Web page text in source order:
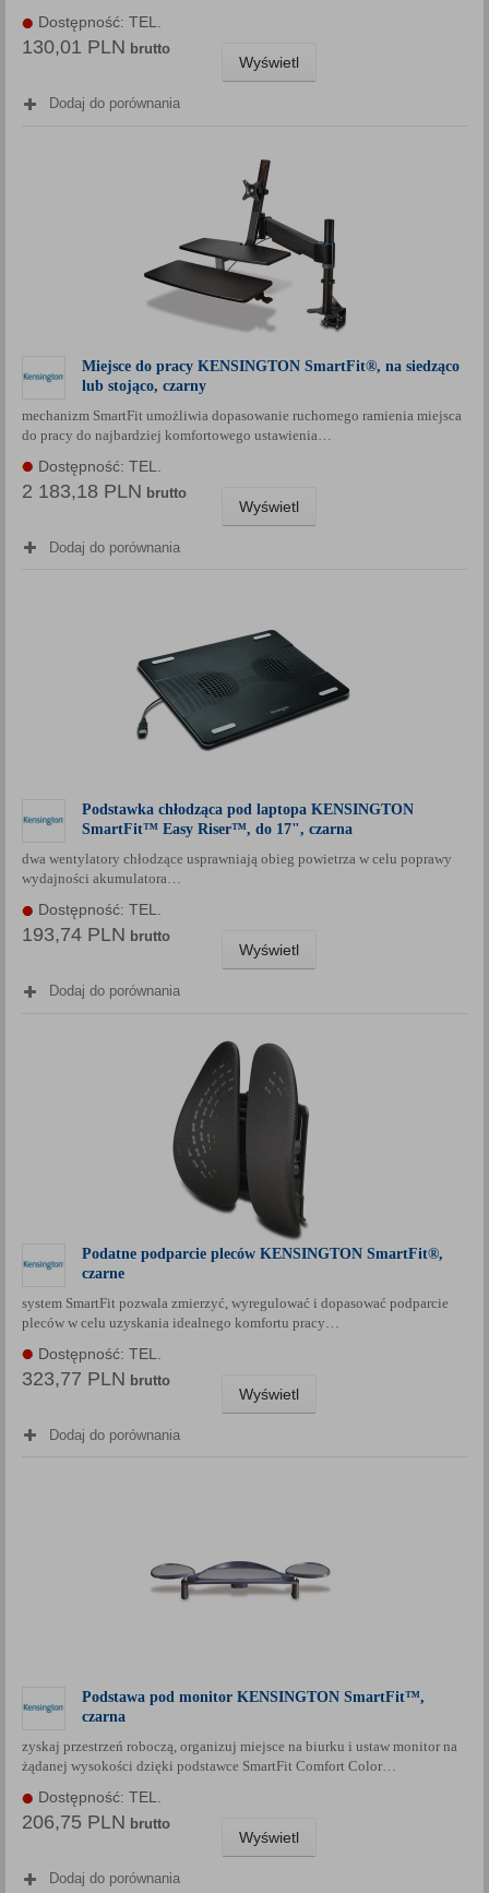
Dostępność: TEL.
130,01 PLN brutto
Wyświetl
Dodaj do porównania
Miejsce do pracy KENSINGTON SmartFit®, na siedząco
lub stojąco, czarny
mechanizm SmartFit umożliwia dopasowanie ruchomego ramienia miejsca
do pracy do najbardziej komfortowego ustawienia…
Dostępność: TEL.
2 183,18 PLN brutto
Wyświetl
Dodaj do porównania
Podstawka chłodząca pod laptopa KENSINGTON
SmartFit™ Easy Riser™, do 17", czarna
dwa wentylatory chłodzące usprawniają obieg powietrza w celu poprawy
wydajności akumulatora…
Dostępność: TEL.
193,74 PLN brutto
Wyświetl
Dodaj do porównania
Podatne podparcie pleców KENSINGTON SmartFit®,
czarne
system SmartFit pozwala zmierzyć, wyregulować i dopasować podparcie
pleców w celu uzyskania idealnego komfortu pracy…
Dostępność: TEL.
323,77 PLN brutto
Wyświetl
Dodaj do porównania
Podstawa pod monitor KENSINGTON SmartFit™,
czarna
zyskaj przestrzeń roboczą, organizuj miejsce na biurku i ustaw monitor na
żądanej wysokości dzięki podstawce SmartFit Comfort Color…
Dostępność: TEL.
206,75 PLN brutto
Wyświetl
Dodaj do porównania
Klauzula Informacyjna (rozwiń)
Lista Zaufanych Partnerów (rozwiń)